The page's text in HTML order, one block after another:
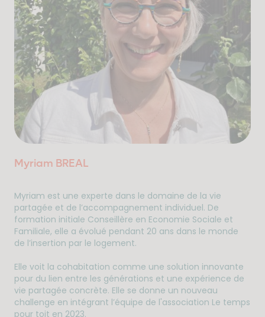
Myriam BREAL
Myriam est une experte dans le domaine de la vie
partagée et de l’accompagnement individuel. De
formation initiale Conseillère en Economie Sociale et
Familiale, elle a évolué pendant 20 ans dans le monde
de l’insertion par le logement.
Elle voit la cohabitation comme une solution innovante
pour du lien entre les générations et une expérience de
vie partagée concrète. Elle se donne un nouveau
challenge en intégrant l’équipe de l'association Le temps
pour toit en 2023.